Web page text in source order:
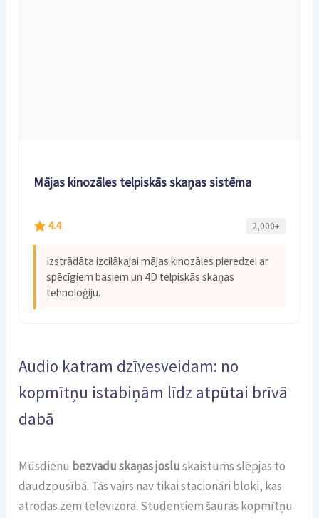
Mājas kinozāles telpiskās skaņas sistēma
4.4 2,000+
Izstrādāta izcilākajai mājas kinozāles pieredzei ar
spēcīgiem basiem un 4D telpiskās skaņas
tehnoloģiju.
Audio katram dzīvesveidam: no
kopmītņu istabiņām līdz atpūtai brīvā
dabā
Mūsdienu bezvadu skaņas josluskaistums slēpjas to
daudzpusībā. Tās vairs nav tikai stacionāri bloki, kas
atrodas zem televizora. Studentiem šaurās kopmītņu